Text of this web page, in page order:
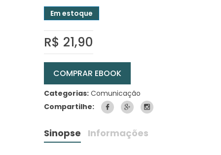
Em estoque
R$ 21,90
COMPRAR EBOOK
Categorias: Comunicação
Compartilhe:
Sinopse Informações